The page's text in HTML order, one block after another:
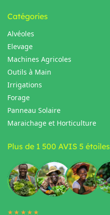
Catégories
Alvéoles
Elevage
Machines Agricoles
Outils à Main
Irrigations
Forage
Panneau Solaire
Maraichage et Horticulture
Plus de 1 500 AVIS 5 étoiles
★★★★★